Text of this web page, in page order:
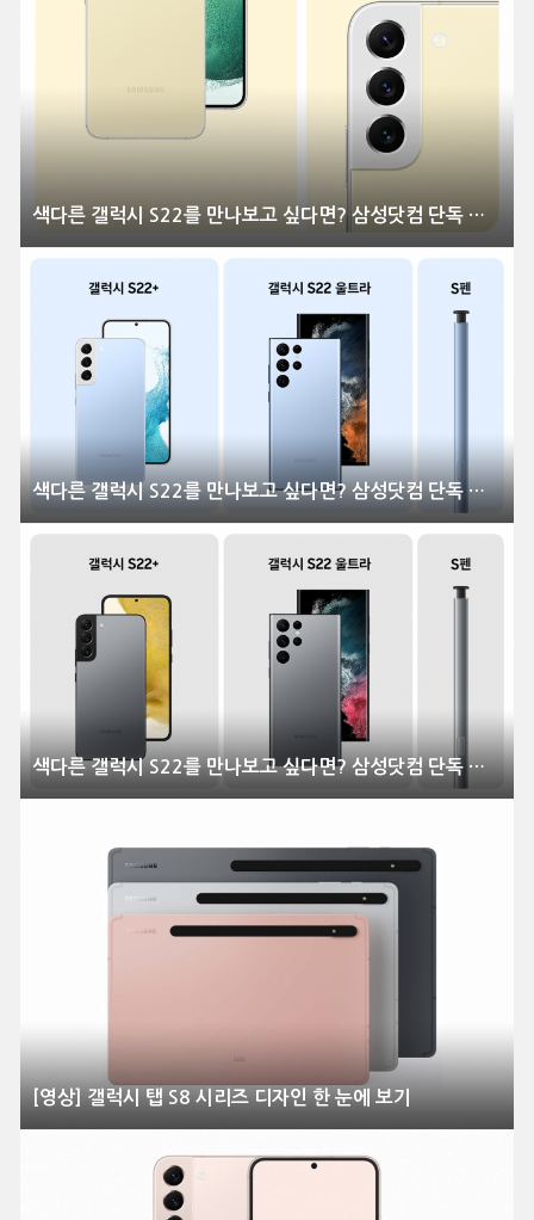
색다른 갤럭시 S22를 만나보고 싶다면? 삼성닷컴 단독 컬러 공개
색다른 갤럭시 S22를 만나보고 싶다면? 삼성닷컴 단독 컬러 공개
색다른 갤럭시 S22를 만나보고 싶다면? 삼성닷컴 단독 컬러 공개
[영상] 갤럭시 탭 S8 시리즈 디자인 한 눈에 보기